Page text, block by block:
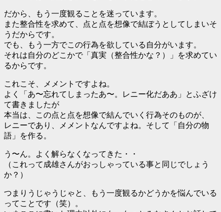
だから、もう一度観ることを迷っています。
また整合性を求めて、点と点を想像で結ぼうとしてしまいそ
うだからです。
でも、もう一方でこの行為を欲している自分がいます。
それは自分のどこかで「真実（整合性かな？）」を求めてい
るからです。
これこそ、メメントですよね。
よく「あ〜忘れてしまったあ〜。レニー化だああ」とふざけ
て書きましたが
本当は、この点と点を想像で結んでいく行為そのものが、
レニーであり、メメントなんですよね。そして「自分の物
語」を作る。
う〜ん。よく解らなくなってきた・・
（これって成雄さんがおっしゃっている事と同じでしょう
か？）
つまりうじゃうじゃと、もう一度観るかどうかを悩んでいる
ってことです（笑）。